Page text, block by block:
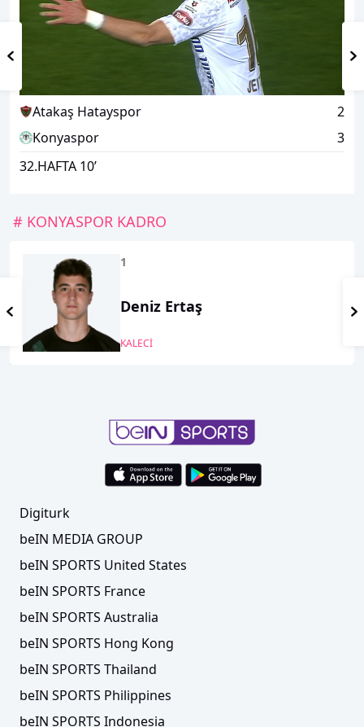
Atakaş Hatayspor
2
Konyaspor
3
32.HAFTA 10’
# KONYASPOR KADRO
1
Deniz Ertaş
KALECİ
Digiturk
beIN MEDIA GROUP
beIN SPORTS United States
beIN SPORTS France
beIN SPORTS Australia
beIN SPORTS Hong Kong
beIN SPORTS Thailand
beIN SPORTS Philippines
beIN SPORTS Indonesia